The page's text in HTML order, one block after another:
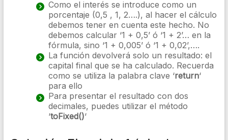
Como el interés se introduce como un
porcentaje (0,5 , 1, 2….), al hacer el cálculo
debemos tener en cuenta este hecho. No
debemos calcular ‘1 + 0,5’ ó ‘1 + 2’… en la
fórmula, sino ‘1 + 0,005’ ó ‘1 + 0,02’,….
La función devolverá solo un resultado: el
capital final que se ha calculado. Recuerda
como se utiliza la palabra clave ‘return‘
para ello
Para presentar el resultado con dos
decimales, puedes utilizar el método
‘toFixed()‘